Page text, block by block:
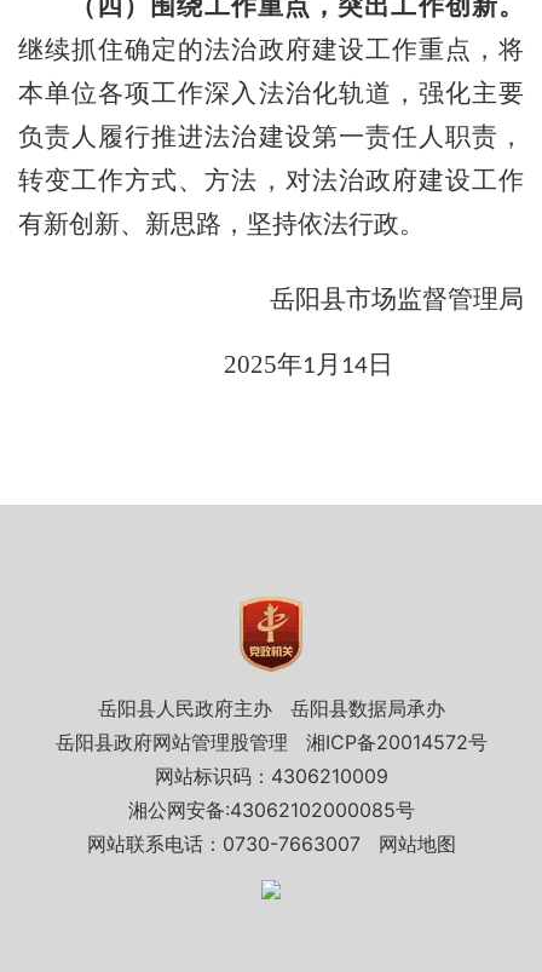
（四）围绕工作重点，突出工作创新。
继续抓住确定的法治政府建设工作重点，将
本单位各项工作深入法治化轨道，强化主要
负责人履行推进法治建设第一责任人职责，
转变工作方式、方法，对法治政府建设工作
有新创新、新思路，坚持依法行政。
岳阳县市场监督管理局
2025年1月 14日
岳阳县人民政府主办
岳阳县数据局承办
岳阳县政府网站管理股管理
湘ICP备20014572号
网站标识码：4306210009
湘公网安备:43062102000085号
网站联系电话：0730-7663007
网站地图